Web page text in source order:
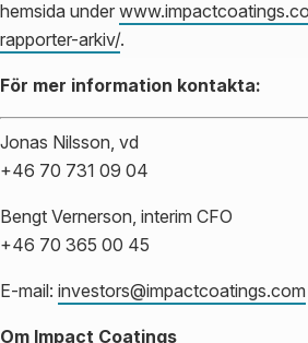
hemsida under
rapporter-arkiv/.
För mer information kontakta:
Jonas Nilsson, vd
+46 70 731 09 04
Bengt Vernerson, interim CFO
+46 70 365 00 45
E-mail: investors@impactcoatings.com
Om Impact Coatings